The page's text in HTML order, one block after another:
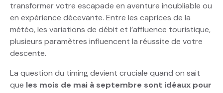
transformer votre escapade en aventure inoubliable ou
en expérience décevante. Entre les caprices de la
météo, les variations de débit et l’affluence touristique,
plusieurs paramètres influencent la réussite de votre
descente.
La question du timing devient cruciale quand on sait
que les mois de mai à septembre sont idéaux pour